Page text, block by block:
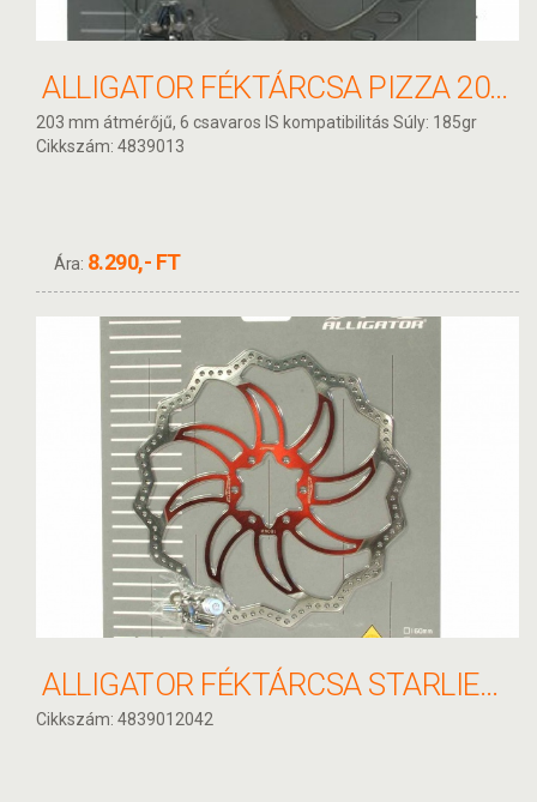
ALLIGATOR FÉKTÁRCSA PIZZA 203MM HKR03
203 mm átmérőjű, 6 csavaros IS kompatibilitás Súly: 185gr
Cikkszám: 4839013
Ára: 8.290,- FT
ALLIGATOR FÉKTÁRCSA STARLIET PIROS 180MM HKR19RD
Cikkszám: 4839012042